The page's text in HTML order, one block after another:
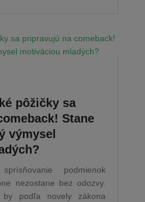
pôžičky sa
Stane
výmysel
podmienok
nezostane bez odozvy.
podľa novely zákona